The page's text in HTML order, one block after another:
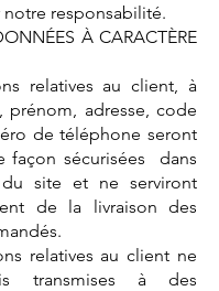
responsabilité.
À CARACTÈRE
relatives au client, à
prénom, adresse, code
de téléphone seront
façon sécurisées dans
site et ne serviront
de la livraison des
relatives au client ne
transmises à des